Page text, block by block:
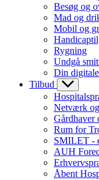
Besøg og
Mad og
Mobil og
Rygning
Undgå
Din
Tilbud
Netværk
Gårdhaver
Rum for
SMILET -
AUH
Åbent